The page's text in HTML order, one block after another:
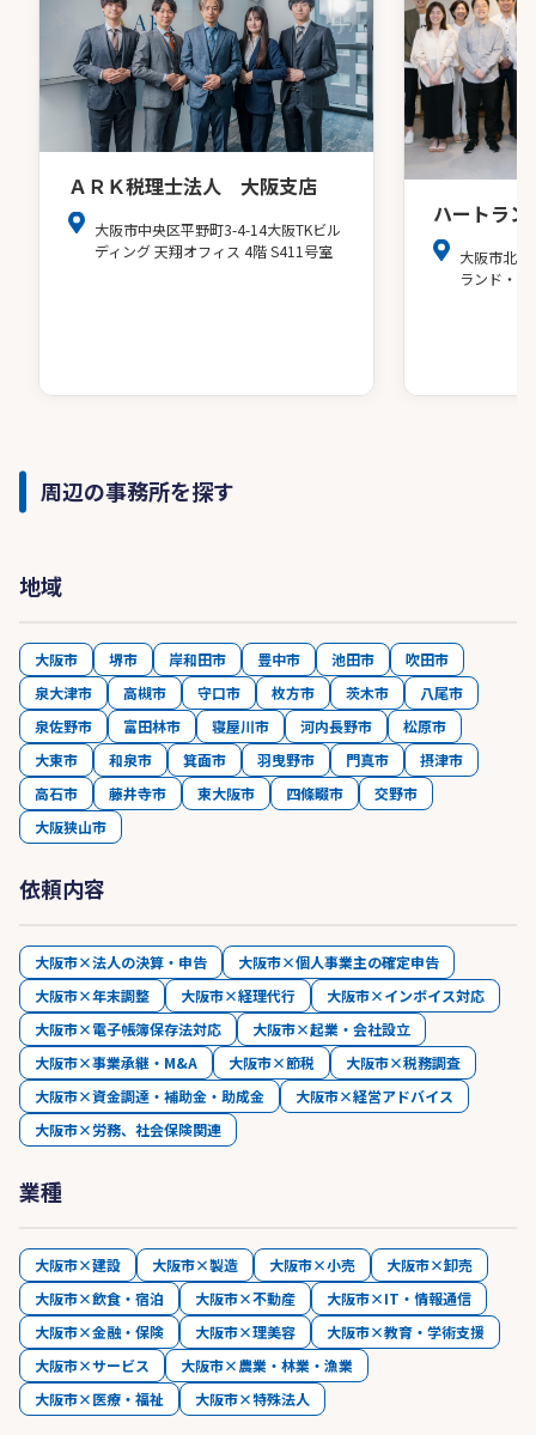
ＡＲＫ税理士法人 大阪支店
大阪市中央区平野町3-4-14大阪TKビル
ディング 天翔オフィス 4階 S411号室
ハートラ
大阪市北
ランド・
周辺の事務所を探す
地域
大阪市 堺市 岸和田市 豊中市 池田市
吹田市
泉大津市
高槻市 守口市 枚方市 茨木市
八尾市
泉佐野市
富田林市 寝屋川市 河内長野市
松原市
大東市
和泉市 箕面市 羽曳野市 門真市
摂津市
高石市
藤井寺市 東大阪市 四條畷市
交野市
大阪狭山市
依頼内容
大阪市×法人の決算・申告
大阪市×個人事業主の確定申告
大阪市×年末調整
大阪市×経理代行
大阪市×インボイス対応
大阪市×電子帳簿保存法対応
大阪市×起業・会社設立
大阪市×事業承継・M&A
大阪市×節税
大阪市×税務調査
大阪市×資金調達・補助金・助成金
大阪市×経営アドバイス
大阪市×労務、社会保険関連
業種
大阪市×建設 大阪市×製造 大阪市×小売
大阪市×卸売
大阪市×飲食・宿泊
大阪市×不動産
大阪市×IT・情報通信
大阪市×金融・保険
大阪市×理美容
大阪市×教育・学術支援
大阪市×サービス
大阪市×農業・林業・漁業
大阪市×医療・福祉
大阪市×特殊法人